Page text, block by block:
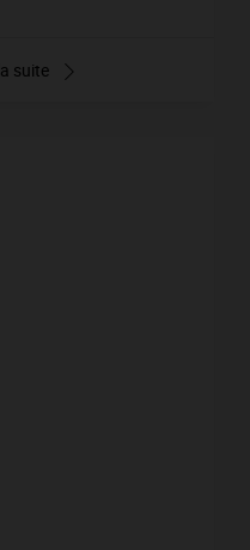
suite